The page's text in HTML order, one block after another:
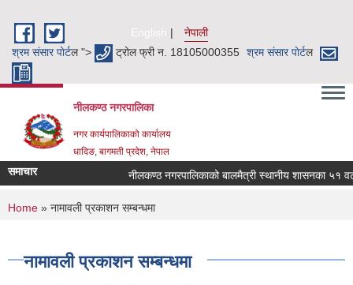
English
नेपाली
श्रम संसार पाेर्टल "> ट्रोल फ्री न. 18105000355 श्रम संसार पाेर्टल
नीलकण्ठ नगरपालिका
नगर कार्यपालिकाको कार्यालय
धादिङ, बागमती प्रदेश, नेपाल
समाचार नीलकण्ठ नगरपालिकाको बालमैत्री स्थानीय शासनका ५१
You are here
Home » नामावली प्रकाशन सम्बन्धमा
नामावली प्रकाशन सम्बन्धमा